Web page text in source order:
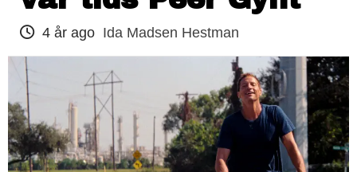
4 år ago Ida Madsen Hestman